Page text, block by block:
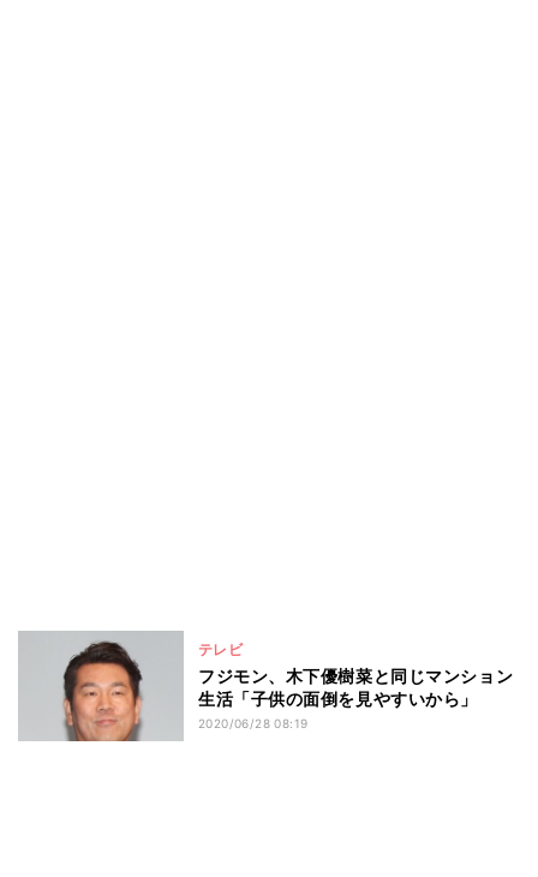
テレビ
フジモン、木下優樹菜と同じマンション
生活「子供の面倒を見やすいから」
2020/06/28 08:19